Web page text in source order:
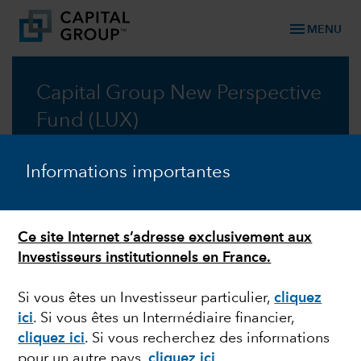
Informations importantes
Ce site Internet s’adresse exclusivement aux
Investisseurs institutionnels en France.
Si vous êtes un Investisseur particulier,cliquez
ici. Si vous êtes un Intermédiaire financier,
cliquez ici. Si vous recherchez des informations
menu MENU
Capital Group New Perspective
Fund (LUX)
depuis 50 ans
Commentaire